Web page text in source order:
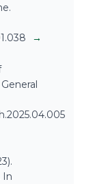
→
In